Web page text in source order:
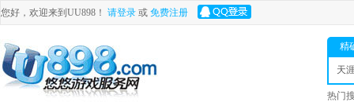
您好，欢迎来到UU898！ 请登录 或 免费注册
精
天
热门